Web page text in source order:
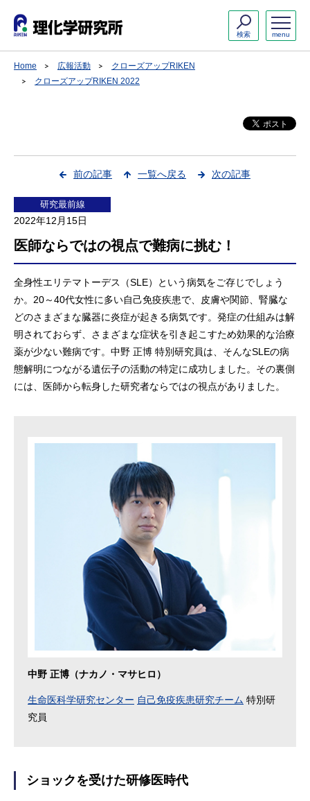
menu
検索
Home 広報活動
クローズアップRIKEN
クローズアップRIKEN 2022
前の記事 一覧へ戻る 次の記事
研究最前線
2022年12月15日
医師ならではの視点で難病に挑む！
全身性エリテマトーデス（SLE）という病気をご存じでしょう
か。20～40代女性に多い自己免疫疾患で、皮膚や関節、腎臓な
どのさまざまな臓器に炎症が起きる病気です。発症の仕組みは解
明されておらず、さまざまな症状を引き起こすため効果的な治療
薬が少ない難病です。中野 正博 特別研究員は、そんなSLEの病
態解明につながる遺伝子の活動の特定に成功しました。その裏側
には、医師から転身した研究者ならではの視点がありました。
中野 正博（ナカノ・マサヒロ）
生命医科学研究センター 自己免疫疾患研究チーム 特別研
究員
ショックを受けた研修医時代